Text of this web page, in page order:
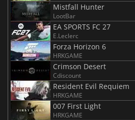
Mistfall Hunter
LootBar
EA SPORTS FC 27
E.Leclerc
Forza Horizon 6
HRKGAME
Crimson Desert
Cdiscount
Resident Evil Requiem
HRKGAME
007 First Light
HRKGAME